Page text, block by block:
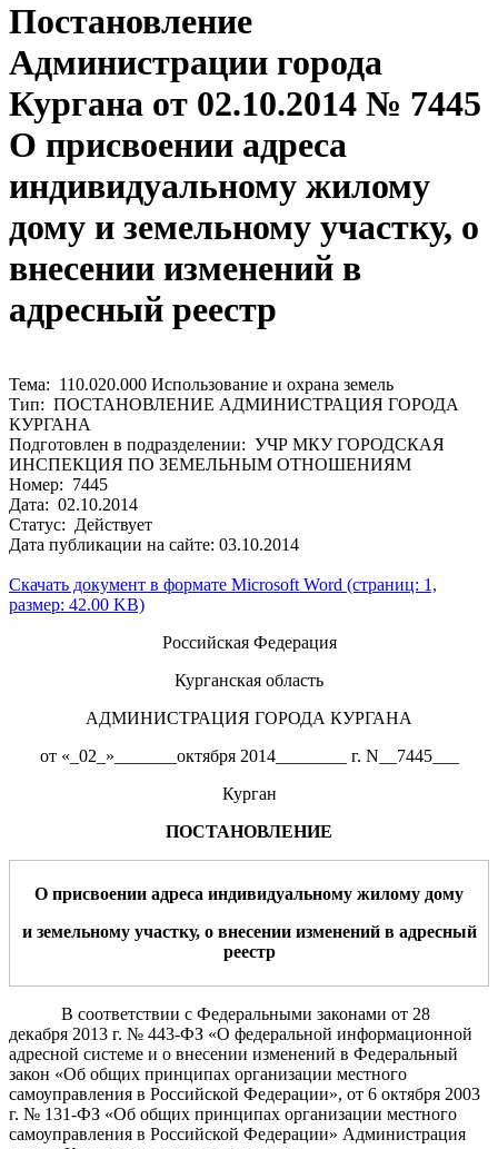
Постановление
Администрации города
Кургана от 02.10.2014 № 7445
О присвоении адреса
индивидуальному жилому
дому и земельному участку, о
внесении изменений в
адресный реестр
Тема: 110.020.000 Использование и охрана земель
Тип: ПОСТАНОВЛЕНИЕ АДМИНИСТРАЦИЯ ГОРОДА
КУРГАНА
Подготовлен в подразделении: УЧР МКУ ГОРОДСКАЯ
ИНСПЕКЦИЯ ПО ЗЕМЕЛЬНЫМ ОТНОШЕНИЯМ
Номер: 7445
Дата: 02.10.2014
Статус: Действует
Дата публикации на сайте: 03.10.2014
Скачать документ в формате Microsoft Word (страниц: 1,
размер: 42.00 KB)
Российская Федерация
Курганская область
АДМИНИСТРАЦИЯ ГОРОДА КУРГАНА
от «_02_»_______октября 2014________ г. N__7445___
Курган
ПОСТАНОВЛЕНИЕ
О присвоении адреса индивидуальному жилому дому
и земельному участку, овнесении изменений в адресный
реестр
В соответствии с Федеральными законами от 28
декабря 2013 г. № 443-ФЗ «О федеральной информационной
адресной системе и о внесении изменений в Федеральный
закон «Об общих принципах организации местного
самоуправления в Российской Федерации», от 6 октября 2003
г. № 131-ФЗ «Об общих принципах организации местного
самоуправления в Российской Федерации» Администрация